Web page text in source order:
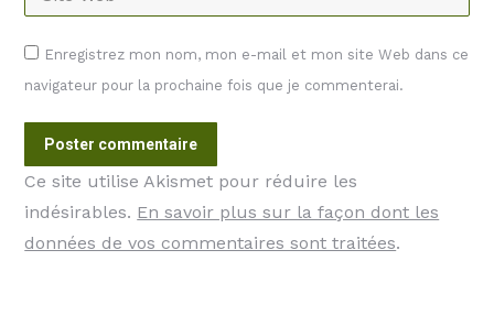
Enregistrez mon nom, mon e-mail et mon site Web dans ce
navigateur pour la prochaine fois que je commenterai.
Poster commentaire
Ce site utilise Akismet pour réduire les
indésirables. En savoir plus sur la façon dont les
données de vos commentaires sont traitées.